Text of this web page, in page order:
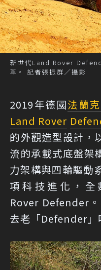
新世代Land Rover
革。 記者張振群／攝影
2019年德國法蘭
Land Rover
的外觀造型設計，
流的承載式底盤架
力架構與四輪驅動
項科技進化，全
Rover Defender
去老「Defender」